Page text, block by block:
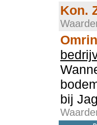
Kon.
bij